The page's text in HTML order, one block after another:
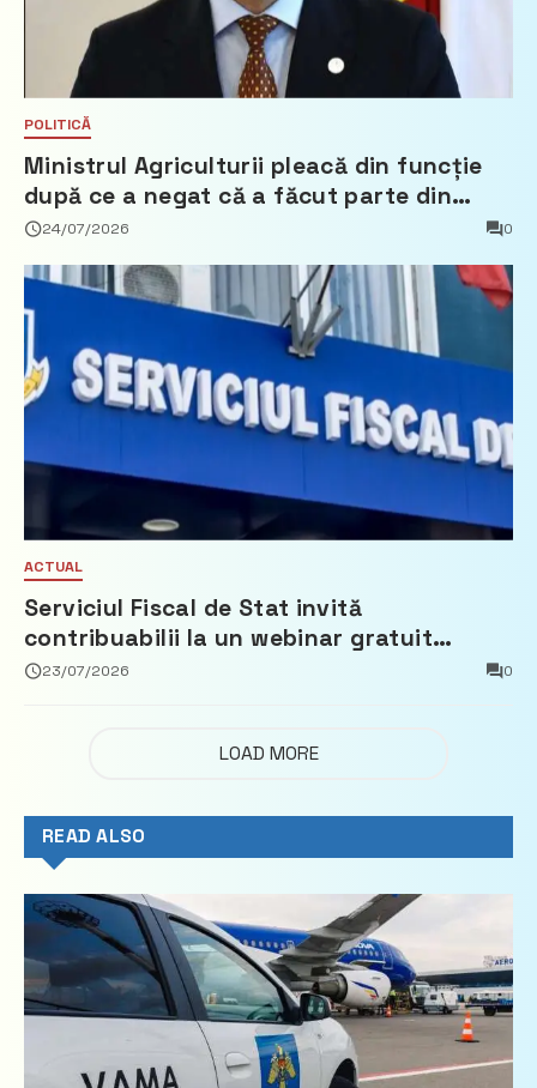
POLITICĂ
Ministrul Agriculturii pleacă din funcție
după ce a negat că a făcut parte din
Partidul Democrat
24/07/2026 0
ACTUAL
Serviciul Fiscal de Stat invită
contribuabilii la un webinar gratuit
privind calculul impozitului pe bunurile
23/07/2026 0
LOAD MORE
READ ALSO